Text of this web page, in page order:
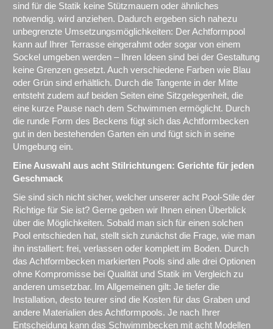
sind für die Statik keine Stützmauern oder ähnliches
notwendig. wird anziehen. Dadurch ergeben sich nahezu
unbegrenzte Umsetzungsmöglichkeiten: Der Achtformpool
kann auf Ihrer Terrasse eingerahmt oder sogar von einem
Sockel umgeben werden – Ihren Ideen sind bei der Gestaltung
keine Grenzen gesetzt. Auch verschiedene Farben wie Blau
oder Grün sind erhältlich. Durch die Tangente in der Mitte
entsteht zudem auf beiden Seiten eine Sitzgelegenheit, die
eine kurze Pause nach dem Schwimmen ermöglicht. Durch
die runde Form des Beckens fügt sich das Achtformbecken
gut in den bestehenden Garten ein und fügt sich in seine
Umgebung ein.
Eine Auswahl aus acht Stilrichtungen: Gerichte für jeden
Geschmack
Sie sind sich nicht sicher, welcher unserer acht Pool-Stile der
Richtige für Sie ist? Gerne geben wir Ihnen einen Überblick
über die Möglichkeiten. Sobald man sich für einen solchen
Pool entschieden hat, stellt sich zunächst die Frage, wie man
ihn installiert: frei, verlassen oder komplett im Boden. Durch
das Achtformbecken markierten Pools sind alle drei Optionen
ohne Kompromisse bei Qualität und Statik im Vergleich zu
anderen umsetzbar. Im Allgemeinen gilt: Je tiefer die
Installation, desto teurer sind die Kosten für das Graben und
andere Materialien des Achtformpools. Je nach Ihrer
Entscheidung kann das Schwimmbecken mit acht Modellen